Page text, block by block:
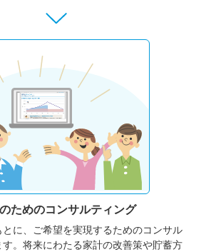
ためのコンサルティング
に、ご希望を実現するためのコンサル
。将来にわたる家計の改善策や貯蓄方